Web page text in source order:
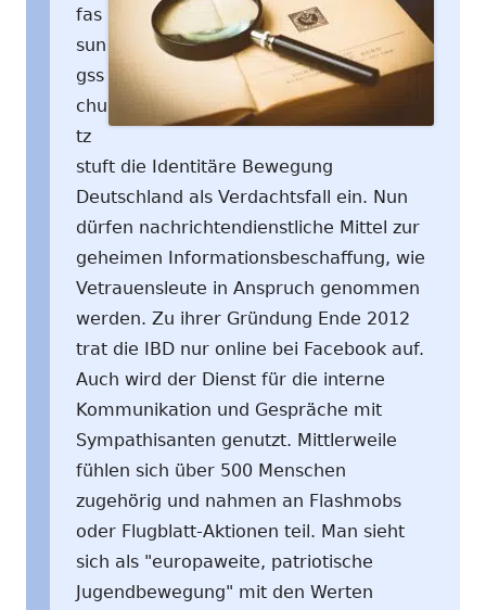
fas
sun
gss
chu
tz
stuft die Identitäre Bewegung
Deutschland als Verdachtsfall ein. Nun
dürfen nachrichtendienstliche Mittel zur
geheimen Informationsbeschaffung, wie
Vetrauensleute in Anspruch genommen
werden. Zu ihrer Gründung Ende 2012
trat die IBD nur online bei Facebook auf.
Auch wird der Dienst für die interne
Kommunikation und Gespräche mit
Sympathisanten genutzt. Mittlerweile
fühlen sich über 500 Menschen
zugehörig und nahmen an Flashmobs
oder Flugblatt-Aktionen teil. Man sieht
sich als "europaweite, patriotische
Jugendbewegung" mit den Werten